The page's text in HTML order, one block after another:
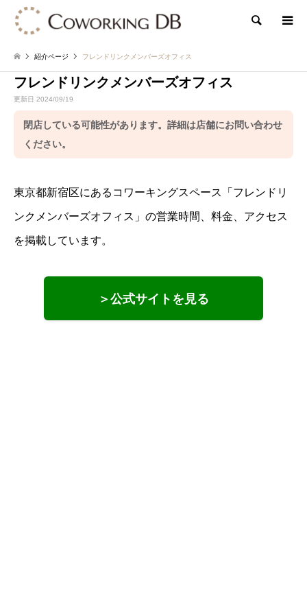
検索
紹介ページ フレンドリンクメンバーズオフィス
フレンドリンクメンバーズオフィス
更新日 2024/09/19
閉店している可能性があります。詳細は店舗にお問い合わせ
ください。
東京都新宿区にあるコワーキングスペース「フレンドリ
ンクメンバーズオフィス」の営業時間、料金、アクセス
を掲載しています。
＞公式サイトを見る